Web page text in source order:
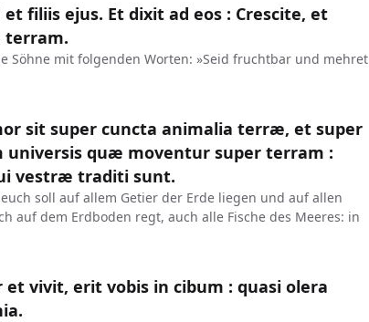
filiis ejus. Et dixit ad eos : Crescite, et
terram.
Söhne mit folgenden Worten: »Seid fruchtbar und mehret
sit super cuncta animalia terræ, et super
universis quæ moventur super terram :
vestræ traditi sunt.
soll auf allem Getier der Erde liegen und auf allen
auf dem Erdboden regt, auch alle Fische des Meeres: in
vivit, erit vobis in cibum : quasi olera